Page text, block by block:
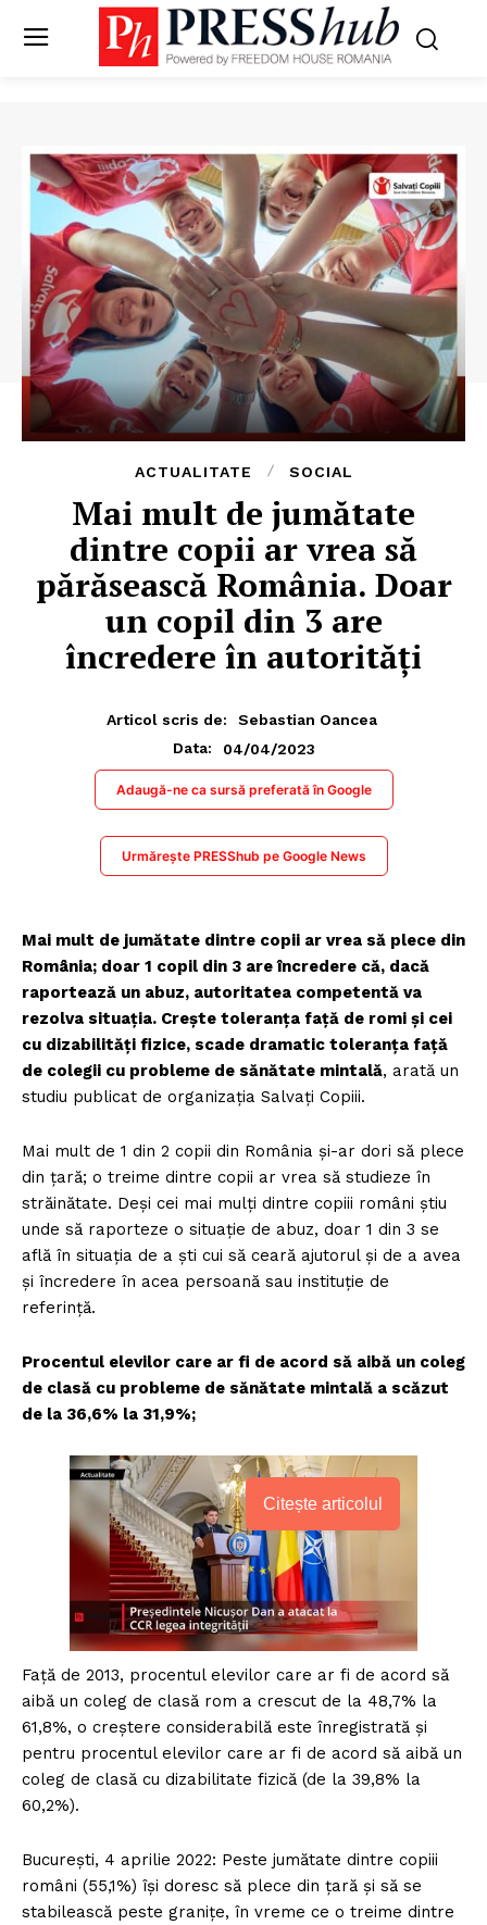
ACTUALITATE SOCIAL
Mai mult de jumătate
dintre copii ar vrea să
părăsească România. Doar
un copil din 3 are
încredere în autorități
Articol scris de:
Sebastian Oancea
Data:
04/04/2023
Adaugă-ne ca sursă preferată în Google
Urmărește PRESShub pe Google News
Mai mult de jumătate dintre copii ar vrea să plece din
România; doar 1 copil din 3 are încredere că, dacă
raportează un abuz, autoritatea competentă va
rezolva situația. Crește toleranța față de romi și cei
cu dizabilități fizice, scade dramatic toleranța față
de colegii cu probleme de sănătate mintală, arată un
studiu publicat de organizația Salvați Copiii.
Mai mult de 1 din 2 copii din România și-ar dori să plece
din țară; o treime dintre copii ar vrea să studieze în
străinătate. Deși cei mai mulți dintre copiii români știu
unde să raporteze o situație de abuz, doar 1 din 3 se
află în situația de a ști cui să ceară ajutorul și de a avea
și încredere în acea persoană sau instituție de
referință.
Procentul elevilor care ar fi de acord să aibă un coleg
de clasă cu probleme de sănătate mintală a scăzut
de la 36,6% la 31,9%;
Citește articolul
Față de 2013, procentul elevilor care ar fi de acord să
aibă un coleg de clasă rom a crescut de la 48,7% la
61,8%, o creștere considerabilă este înregistrată și
pentru procentul elevilor care ar fi de acord să aibă un
coleg de clasă cu dizabilitate fizică (de la 39,8% la
60,2%).
București, 4 aprilie 2022: Peste jumătate dintre copiii
români (55,1%) își doresc să plece din țară și să se
stabilească peste granițe, în vreme ce o treime dintre